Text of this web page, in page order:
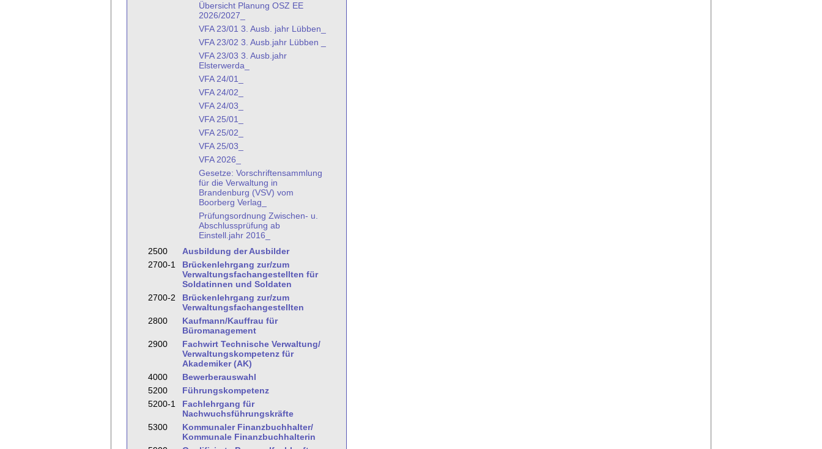
Übersicht Planung OSZ EE
2026/2027_
VFA 23/01 3. Ausb. jahr Lübben_
VFA 23/02 3. Ausb.jahr Lübben _
VFA 23/03 3. Ausb.jahr
Elsterwerda_
VFA 24/01_
VFA 24/02_
VFA 24/03_
VFA 25/01_
VFA 25/02_
VFA 25/03_
VFA 2026_
Gesetze: Vorschriftensammlung
für die Verwaltung in
Brandenburg (VSV) vom
Boorberg Verlag_
Prüfungsordnung Zwischen- u.
Abschlussprüfung ab
Einstell.jahr 2016_
2500
Ausbildung der Ausbilder
2700-1
Brückenlehrgang zur/zum
Verwaltungsfachangestellten für
Soldatinnen und Soldaten
2700-2
Brückenlehrgang zur/zum
Verwaltungsfachangestellten
2800
Kaufmann/Kauffrau für
Büromanagement
2900
Fachwirt Technische Verwaltung/
Verwaltungskompetenz für
Akademiker (AK)
4000
Bewerberauswahl
5200
Führungskompetenz
5200-1
Fachlehrgang für
Nachwuchsführungskräfte
5300
Kommunaler Finanzbuchhalter/
Kommunale Finanzbuchhalterin